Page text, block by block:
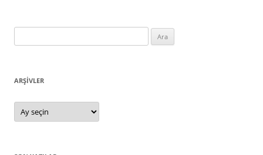
ARŞIVLER
Arşivler